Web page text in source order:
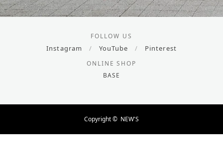
FOLLOW US
Instagram / YouTube / Pinterest
ONLINE SHOP
BASE
Copyright © NEW'S